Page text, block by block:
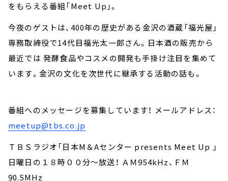
をもらえる番組「Meet Up」。
今夜のゲストは、400年の歴史がある金沢の酒蔵「福光屋」
専務取締役で14代目福光太一郎さん。日本酒の販売から
最近では 発酵食品やコスメの開発も手掛け注目を集めて
います。金沢の文化を次世代に継承する活動の話も。
番組へのメッセージを募集しています！ メールアドレス：
meetup@tbs.co.jp
ＴＢＳラジオ「日本M＆Aセンター presents Meet Up 」
日曜日の１８時００分～放送！ ＡＭ954kHz、ＦＭ
90.5MHz